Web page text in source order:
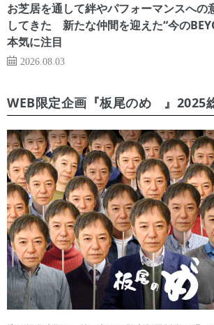
お芝居を通して絆やパフォーマンスへの
してきた 新たな仲間を迎えた“今の
本気に注目
2026.08.03
WEB限定企画『板尾のめ゙』2025